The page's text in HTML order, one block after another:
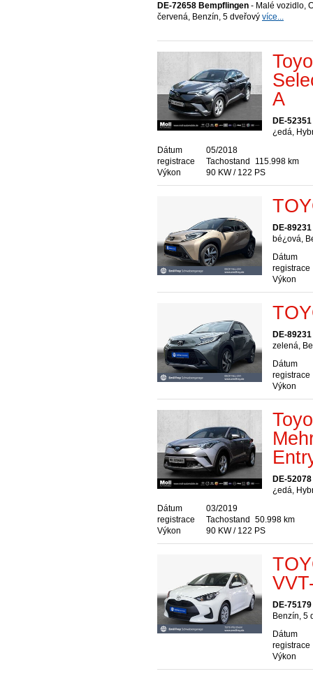
DE-72658 Bempflingen - Malé vozidlo,
červená, Benzín, 5 dveřový více...
A
DE-
¿edá,
Dátum
registrace
05/2018
Tachostand
115.998 km
Výkon
90 KW / 122 PS
DE-
bé¿ová,
Dátum
registrace
Výkon
DE-
zelená,
Dátum
registrace
Výkon
DE-
¿edá,
Dátum
registrace
03/2019
Tachostand
50.998 km
Výkon
90 KW / 122 PS
DE-
Benzín, 5
Dátum
registrace
Výkon